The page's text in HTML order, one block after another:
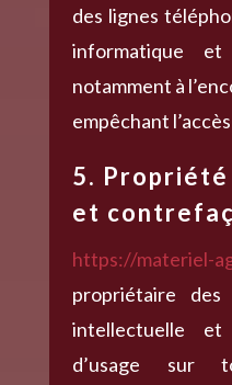
des lignes
informatique
notamment à
empêchant
5.
et
https://materiel-
propriétaire
intellectuelle
d’usage sur